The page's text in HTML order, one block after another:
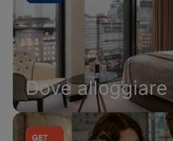
Dove alloggiare